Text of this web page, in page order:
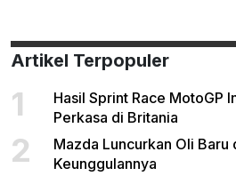
Artikel Terpopuler
1
Hasil Sprint Race MotoGP
Perkasa di Britania
2
Mazda Luncurkan Oli Baru
Keunggulannya